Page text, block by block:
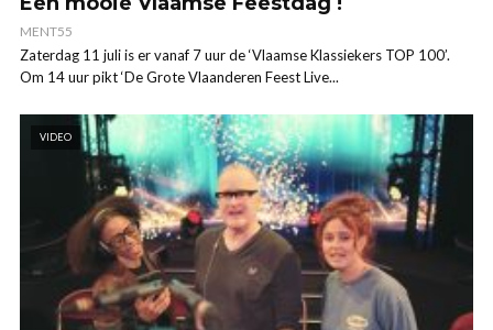
MENT55
Zaterdag 11 juli is er vanaf 7 uur de ‘Vlaamse Klassiekers TOP 100’.
Om 14 uur pikt ‘De Grote Vlaanderen Feest Live...
VIDEO